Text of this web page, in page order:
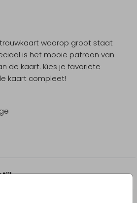
waarop groot staat
is het mooie patroon van
de kaart. Kies je favoriete
kaart compleet!